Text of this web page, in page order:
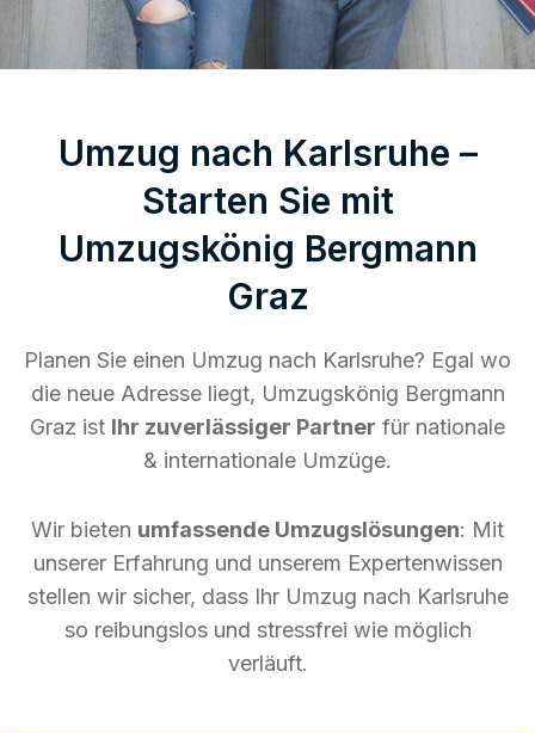
Umzug nach Karlsruhe –
Starten Sie mit
Umzugskönig Bergmann
Graz
Planen Sie einen Umzug nach Karlsruhe? Egal wo
die neue Adresse liegt, Umzugskönig Bergmann
Graz ist Ihr zuverlässiger Partner für nationale
& internationale Umzüge.
Wir bieten umfassende Umzugslösungen: Mit
unserer Erfahrung und unserem Expertenwissen
stellen wir sicher, dass Ihr Umzug nach Karlsruhe
so reibungslos und stressfrei wie möglich
verläuft.